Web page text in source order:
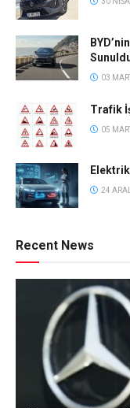
03
Trafik
05
24
Recent News